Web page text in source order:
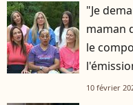
"Je
maman
le
10 février